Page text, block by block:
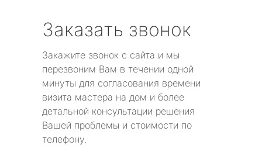
Заказать звонок
Закажите звонок с сайта и мы
перезвоним Вам в течении одной
минуты для согласования времени
визита мастера на дом и более
детальной консультации решения
Вашей проблемы и стоимости по
телефону.